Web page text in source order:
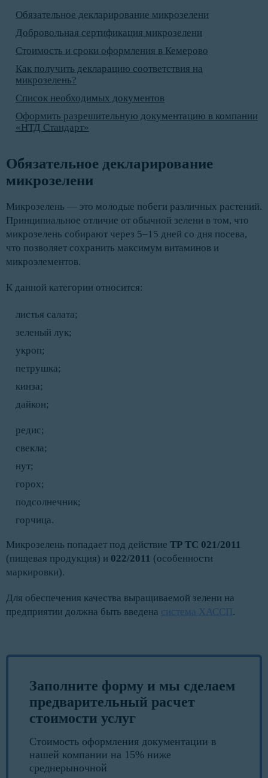
Обязательное декларирование микрозелени
Добровольная сертификация микрозелени
Стоимость и сроки оформления в Кемерово
Как получить декларацию соответствия на
микрозелень?
Список необходимых документов
Оформить разрешительную документацию в компании
«НТД Стандарт»
Обязательное декларирование
микрозелени
Микрозелень — это молодые побеги различных растений.
Принципиальное отличие от обычной зелени в том, что
микрозелень собирают через 5–15 дней со дня посева,
что позволяет сохранить максимум витаминов и
микроэлементов.
К данной категории относится:
листья салата;
зеленый лук;
укроп;
петрушка;
кинза;
дайкон;
редис;
свекла;
нут;
горох;
подсолнечник;
горчица.
Микрозелень попадает под действие ТР ТС 021/2011
(пищевая продукция) и 022/2011 (особенности
маркировки).
Для обеспечения качества выращиваемой зелени на
предприятии должна быть введена система ХАССП.
Заполните форму и мы сделаем
предварительный расчет
стоимости услуг
Стоимость оформления документации в
нашей компании на 15% ниже
среднерыночной